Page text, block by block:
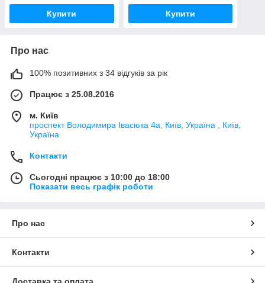
Купити Купити
Про нас
100% позитивних з 34 відгуків за рік
Працює з 25.08.2016
м. Київ
проспект Володимира Івасюка 4а, Київ, Україна , Київ,
Україна
Контакти
Сьогодні працює з 10:00 до 18:00
Показати весь графік роботи
Про нас
Контакти